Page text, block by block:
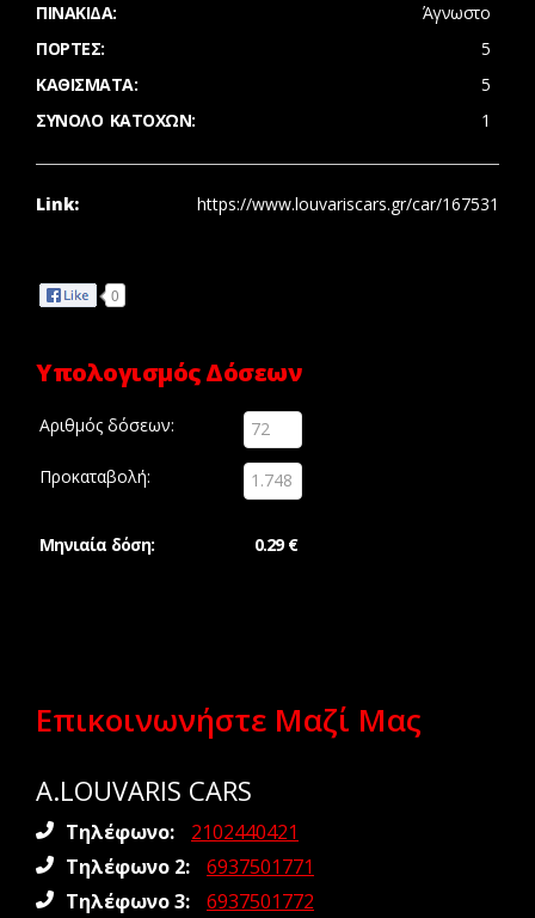
ΠΙΝΑΚΊΔΑ:
Άγνωστο
ΠΌΡΤΕΣ:
5
ΚΑΘΊΣΜΑΤΑ:
5
ΣΎΝΟΛΟ ΚΑΤΌΧΩΝ:
1
Link: https://www.louvariscars.gr/car/167531
Share 0
Υπολογισμός Δόσεων
Αριθμός δόσεων:
Προκαταβολή:
Μηνιαία δόση: 0.29 €
Επικοινωνήστε Μαζί Μας
A.LOUVARIS CARS
Τηλέφωνο:
2102440421
Τηλέφωνο 2:
6937501771
Τηλέφωνο 3:
6937501772